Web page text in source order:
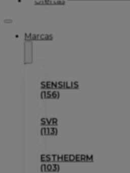
Marcas
SENSILIS
(156)
SVR
(113)
ESTHEDERM
(103)